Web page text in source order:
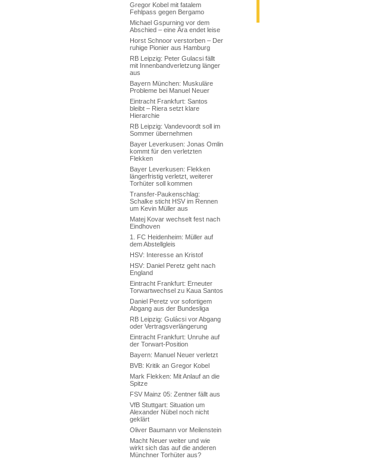
Gregor Kobel mit fatalem
Fehlpass gegen Bergamo
Michael Gspurning vor dem
Abschied – eine Ära endet leise
Horst Schnoor verstorben – Der
ruhige Pionier aus Hamburg
RB Leipzig: Peter Gulacsi fällt
mit Innenbandverletzung länger
aus
Bayern München: Muskuläre
Probleme bei Manuel Neuer
Eintracht Frankfurt: Santos
bleibt – Riera setzt klare
Hierarchie
RB Leipzig: Vandevoordt soll im
Sommer übernehmen
Bayer Leverkusen: Jonas Omlin
kommt für den verletzten
Flekken
Bayer Leverkusen: Flekken
längerfristig verletzt, weiterer
Torhüter soll kommen
Transfer-Paukenschlag:
Schalke sticht HSV im Rennen
um Kevin Müller aus
Matej Kovar wechselt fest nach
Eindhoven
1. FC Heidenheim: Müller auf
dem Abstellgleis
HSV: Interesse an Kristof
HSV: Daniel Peretz geht nach
England
Eintracht Frankfurt: Erneuter
Torwartwechsel zu Kaua Santos
Daniel Peretz vor sofortigem
Abgang aus der Bundesliga
RB Leipzig: Gulácsi vor Abgang
oder Vertragsverlängerung
Eintracht Frankfurt: Unruhe auf
der Torwart-Position
Bayern: Manuel Neuer verletzt
BVB: Kritik an Gregor Kobel
Mark Flekken: Mit Anlauf an die
Spitze
FSV Mainz 05: Zentner fällt aus
VfB Stuttgart: Situation um
Alexander Nübel noch nicht
geklärt
Oliver Baumann vor Meilenstein
Macht Neuer weiter und wie
wirkt sich das auf die anderen
Münchner Torhüter aus?